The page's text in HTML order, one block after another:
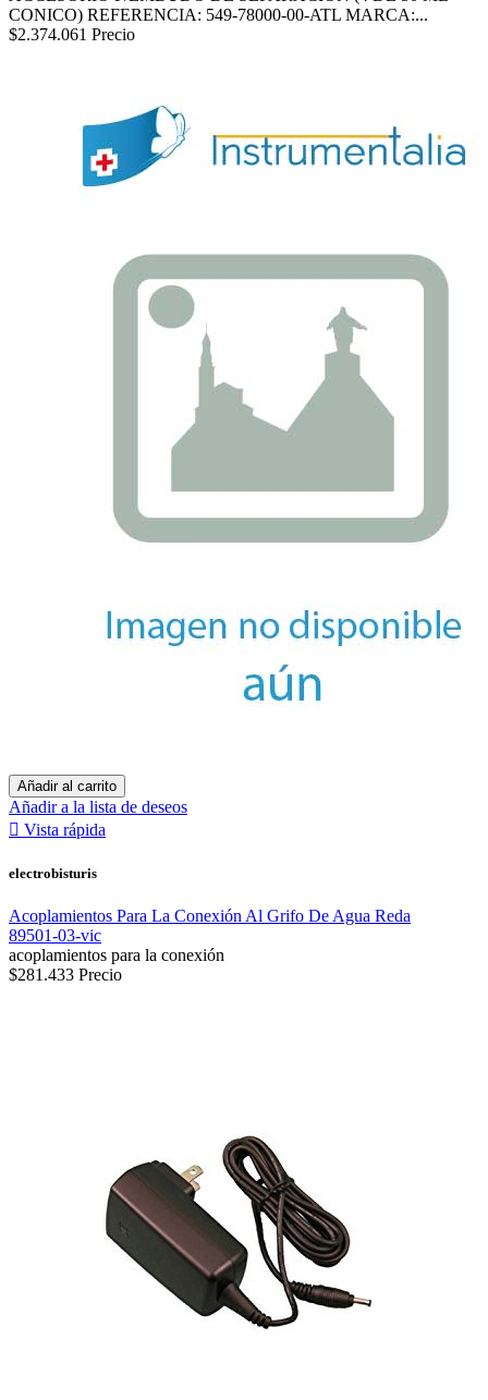
CONICO) REFERENCIA: 549-78000-00-ATL MARCA:...
$2.374.061 Precio
Añadir al carrito
Añadir a la lista de deseos
 Vista rápida
electrobisturis
Acoplamientos Para La Conexión Al Grifo De Agua Reda
89501-03-vic
acoplamientos para la conexión
$281.433 Precio